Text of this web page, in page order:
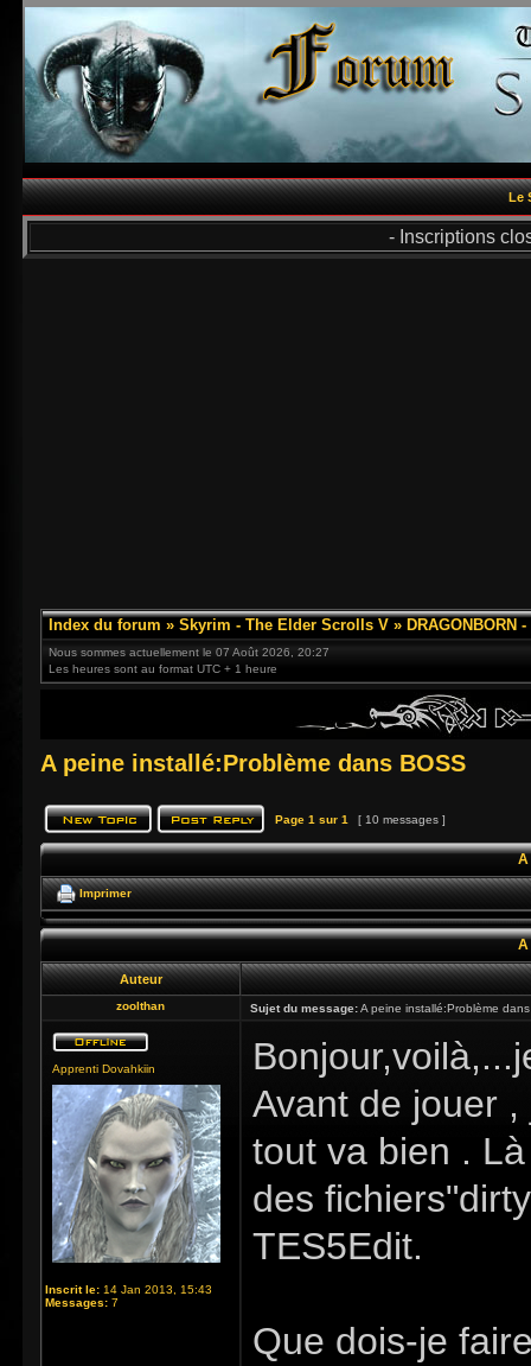
Le
- Inscriptions
Index du forum » Skyrim - The Elder Scrolls V » DRAGONBORN
Nous sommes actuellement le 07 Août 2026, 20:27
Les heures sont au format UTC + 1 heure
A peine installé:Problème dans BOSS
Page 1 sur 1 [ 10 messages ]
A
Imprimer
A
Auteur
zoolthan Sujet du message:A peine installé:Problème
Apprenti Dovahkiin
Inscrit le: 14 Jan 2013, 15:43
Messages: 7
Avant de jouer
tout va bien .
des
TES5Edit.
Que dois-je